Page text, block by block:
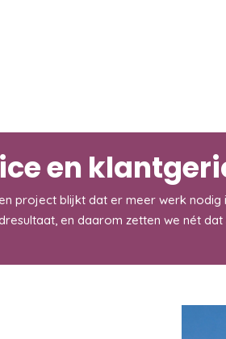
en
project blijkt dat er meer werk
en daarom zetten we nét